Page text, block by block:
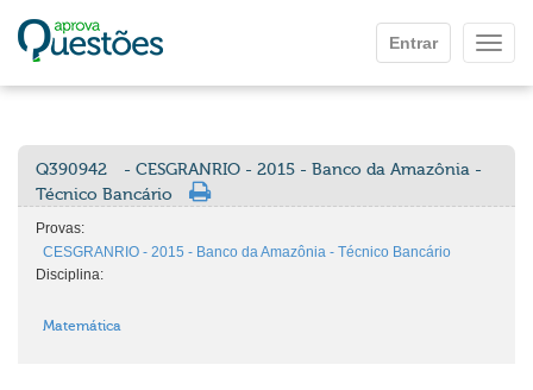
Entrar
Q390942
- CESGRANRIO - 2015 - Banco da Amazônia -
Técnico Bancário
Provas:
CESGRANRIO - 2015 - Banco da Amazônia - Técnico Bancário
Disciplina:
Matemática